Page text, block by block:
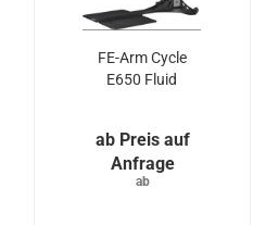
FE-Arm Cycle
E650 Fluid
Preis auf
Anfrage